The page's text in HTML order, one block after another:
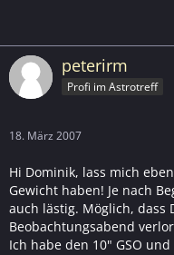
peterirm
Profi im Astrotreff
18. März 2007
Hi Dominik, lass mich
Gewicht haben! Je nach
auch lästig. Möglich, dass
Beobachtungsabend
Ich habe den 10" GSO